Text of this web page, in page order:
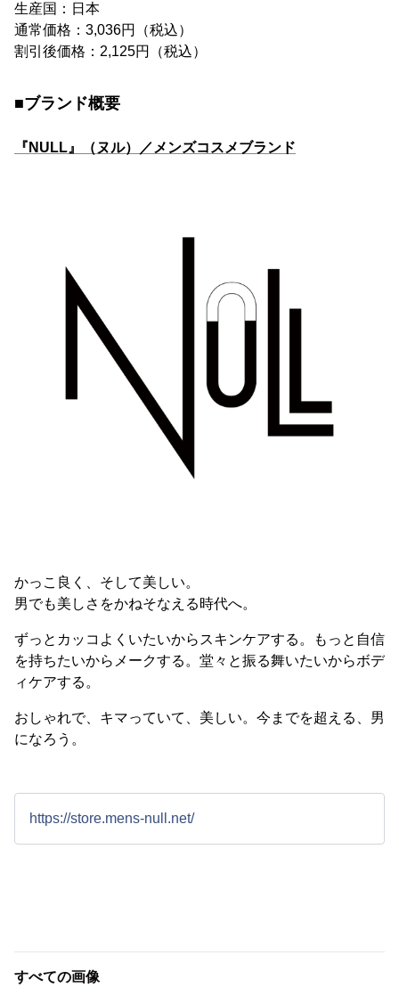
生産国：日本
通常価格：3,036円（税込）
割引後価格：2,125円（税込）
■ブランド概要
『NULL』（ヌル）／メンズコスメブランド
かっこ良く、そして美しい。
男でも美しさをかねそなえる時代へ。
ずっとカッコよくいたいからスキンケアする。もっと自信
を持ちたいからメークする。堂々と振る舞いたいからボデ
ィケアする。
おしゃれで、キマっていて、美しい。今までを超える、男
になろう。
https://store.mens-null.net/
すべての画像